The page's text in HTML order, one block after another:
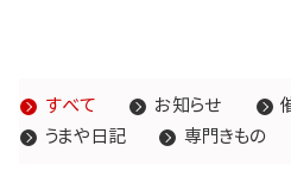
すべて お知らせ
うまや日記
専門きもの